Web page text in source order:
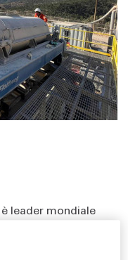
leader mondiale